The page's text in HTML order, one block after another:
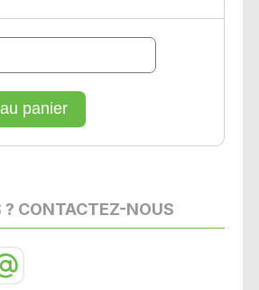
? CONTACTEZ-NOUS